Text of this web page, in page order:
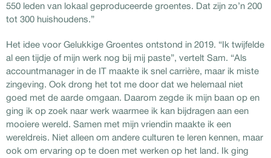
550 leden van lokaal geproduceerde groentes. Dat zijn zo’n 200
tot 300 huishoudens.”
Het idee voor Gelukkige Groentes ontstond in 2019. “Ik twijfelde
al een tijdje of mijn werk nog bij mij paste”, vertelt Sam. “Als
accountmanager in de IT maakte ik snel carrière, maar ik miste
zingeving. Ook drong het tot me door dat we helemaal niet
goed met de aarde omgaan. Daarom zegde ik mijn baan op en
ging ik op zoek naar werk waarmee ik kan bijdragen aan een
mooiere wereld. Samen met mijn vriendin maakte ik een
wereldreis. Niet alleen om andere culturen te leren kennen, maar
ook om ervaring op te doen met werken op het land. Ik ging